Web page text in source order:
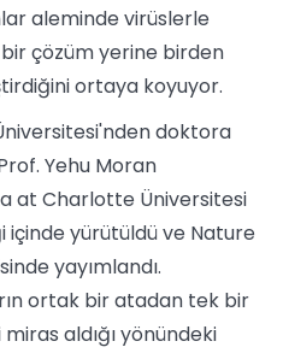
aleminde virüslerle
çözüm yerine birden
ortaya koyuyor.
doktora
Yehu Moran
at Charlotte Üniversitesi
içinde yürütüldü ve Nature
yayımlandı.
ortak bir atadan tek bir
aldığı yönündeki